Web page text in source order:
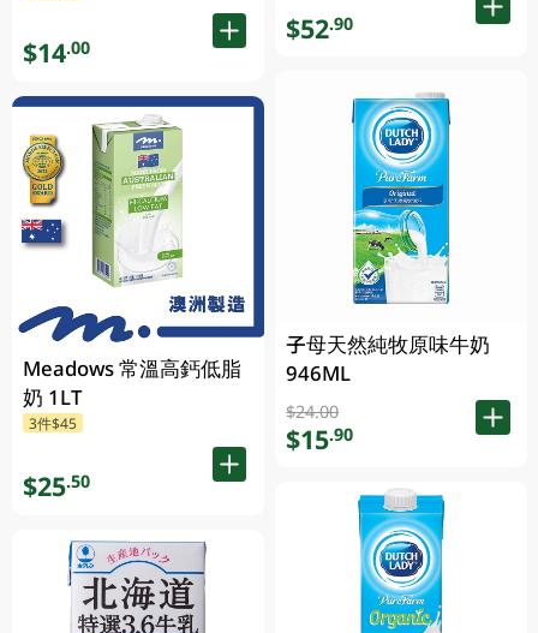
$14.00
Meadows 常溫高鈣低脂
奶 1LT
3件$45
$25.50
$52.90
子母天然純牧原味牛奶
946ML
$24.00
$15.90